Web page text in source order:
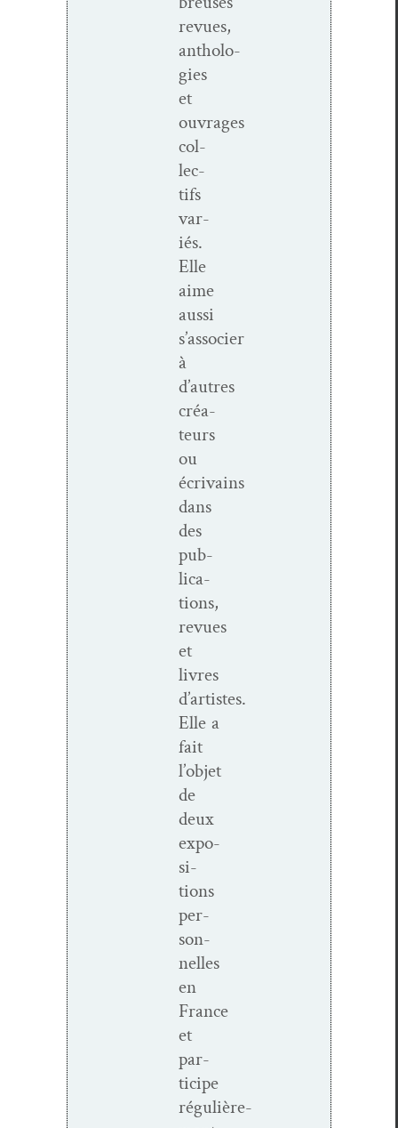
revues,
antholo­
gies
et
ouvrages
col­
lec­
tifs
var­
iés.
Elle
aime
aus­si
s’associer
à
d’autres
créa­
teurs
ou
écrivains
dans
des
pub­
li­ca­
tions,
revues
et
livres
d’artistes.
Elle a
fait
l’objet
de
deux
expo­
si­
tions
per­
son­
nelles
en
France
et
par­
ticipe
régulière­